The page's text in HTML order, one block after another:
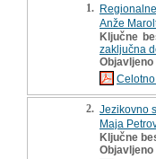
1.
Anže
Ključne
zaključna
Objavljeno
2. Jezikovno
Maja
Ključne
Objavljeno